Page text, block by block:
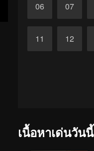
06 07
11 12
เนื้อหาเด่นวันนี้